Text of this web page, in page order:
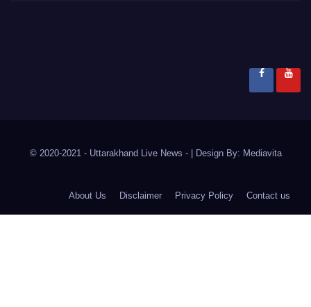
© 2020-2021 - Uttarakhand Live News - Design By: Mediavita
About Us Disclaimer Privacy Policy Contact us